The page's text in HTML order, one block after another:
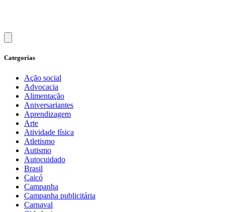
Categorias
Ação social
Advocacia
Alimentação
Aniversariantes
Aprendizagem
Arte
Atividade física
Atletismo
Autismo
Autocuidado
Brasil
Caicó
Campanha
Campanha publicitária
Carnaval